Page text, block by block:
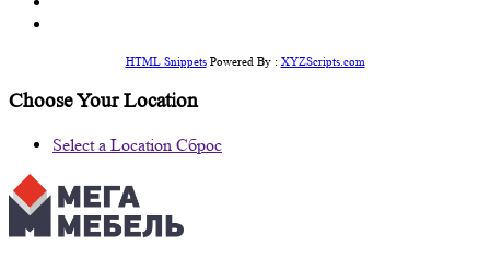
HTML SnippetsPowered By : XYZScripts.com
Choose Your Location
Select a Location Сброс